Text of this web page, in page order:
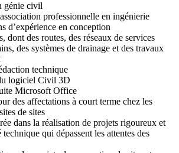
génie civil
professionnelle en ingénierie
d’expérience en conception
dont des routes, des réseaux de services
des systèmes de drainage et des travaux
technique
logiciel Civil 3D
Microsoft Office
des affectations à court terme chez les
de sites
dans la réalisation de projets rigoureux et
qui dépassent les attentes des